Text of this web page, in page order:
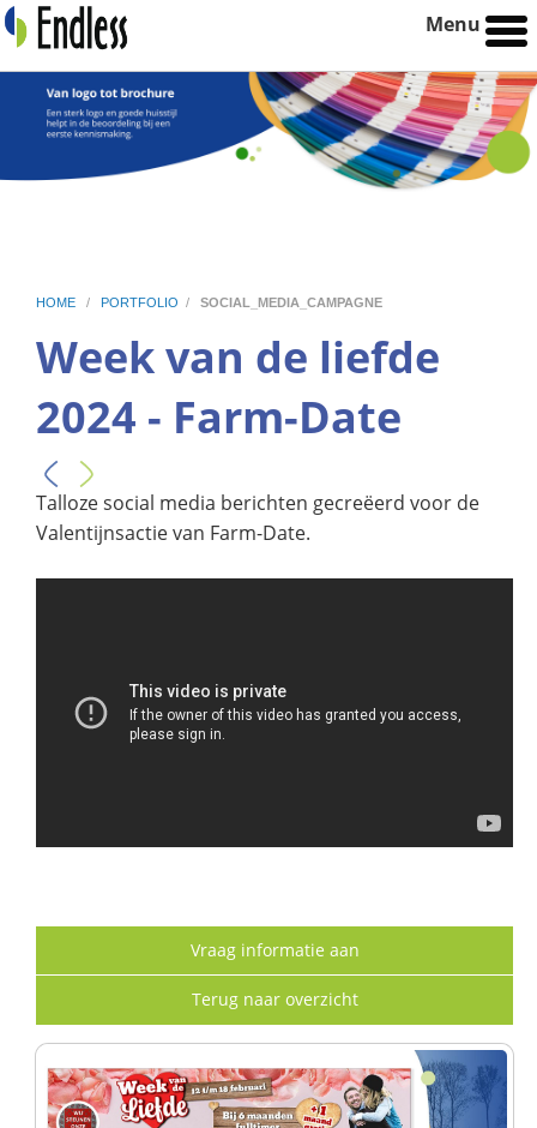
Menu
HOME / PORTFOLIO / SOCIAL_MEDIA_CAMPAGNE
Week van de liefde
2024 - Farm-Date
Talloze social media berichten gecreëerd voor de
Valentijnsactie van Farm-Date.
Vraag informatie aan
Terug naar overzicht